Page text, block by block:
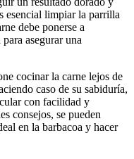
esencial limpiar la parrilla
debe ponerse a
asegurar una
cocinar la carne lejos de
caso de su sabiduría,
con facilidad y
consejos, se pueden
en la barbacoa y hacer